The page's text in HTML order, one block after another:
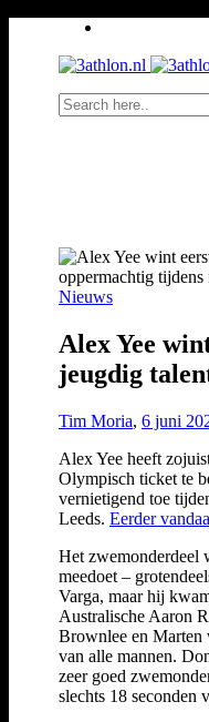
Nieuws
Alex Yee
jeugdig
Tim Moria, 6 juni
Alex Yee heeft
Olympisch ticket te
vernietigend toe
Leeds. Eerder
Het zwemonderdeel
meedoet –
Varga, maar hij
Australische Aaron
Brownlee en Marten
van alle mannen.
zeer goed
slechts 18 seconden